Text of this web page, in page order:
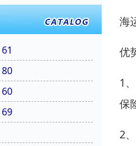
61
80
60
69
海
优
1
保
2